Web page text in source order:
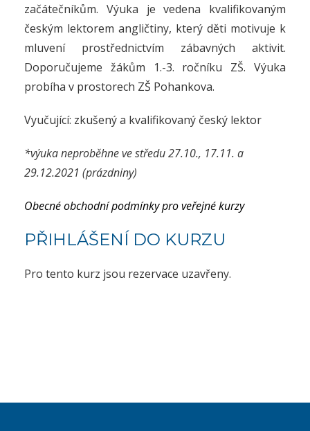
začátečníkům. Výuka je vedena kvalifikovaným
českým lektorem angličtiny, který děti motivuje k
mluvení prostřednictvím zábavných aktivit.
Doporučujeme žákům 1.-3. ročníku ZŠ. Výuka
probíha v prostorech ZŠ Pohankova.
Vyučující: zkušený a kvalifikovaný český lektor
*výuka neproběhne ve středu 27.10., 17.11. a
29.12.2021 (prázdniny)
Obecné obchodní podmínky pro veřejné kurzy
PŘIHLÁŠENÍ DO KURZU
Pro tento kurz jsou rezervace uzavřeny.